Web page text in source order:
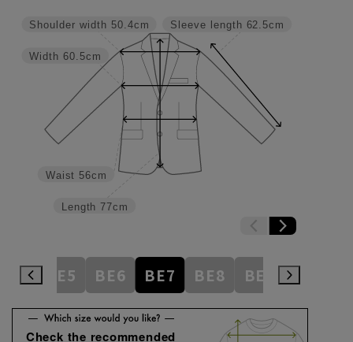
Sleeve length 62.5cm
Length 77cm
Waist 56cm
Width 60.5cm
Shoulder width 50.4cm
BE5 BE6 BE7 BE8 BE9 BE10
Check the recommended